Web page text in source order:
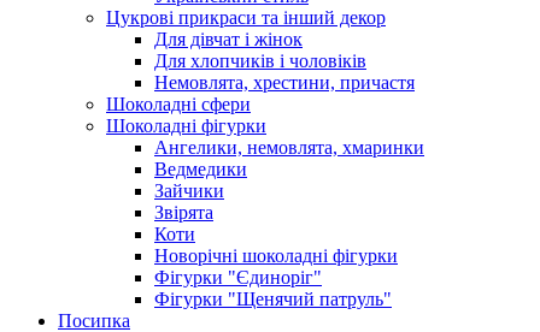
Цукрові прикраси та інший декор
Для дівчат і жінок
Для хлопчиків і чоловіків
Немовлята, хрестини, причастя
Шоколадні сфери
Шоколадні фігурки
Ангелики, немовлята, хмаринки
Ведмедики
Зайчики
Звірята
Коти
Новорічні шоколадні фігурки
Фігурки "Єдиноріг"
Фігурки "Щенячий патруль"
Посипка